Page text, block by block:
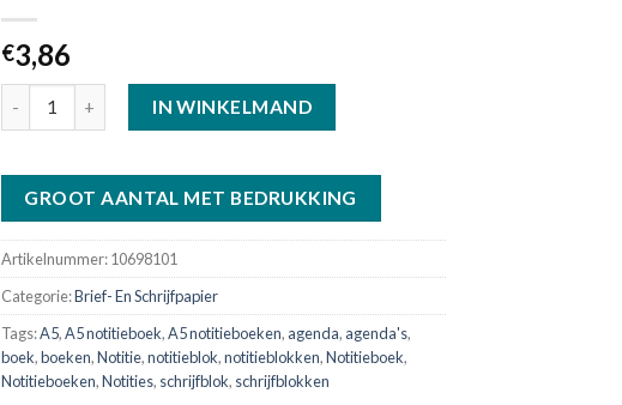
€3,86
IN WINKELMAND
Artikelnummer:10698101
Categorie:Brief- En Schrijfpapier
Tags:A5,A5 notitieboek,A5 notitieboeken, agenda, agenda's,
boek,boeken,Notitie,notitieblok,notitieblokken,Notitieboek,
Notitieboeken,Notities, schrijfblok, schrijfblokken